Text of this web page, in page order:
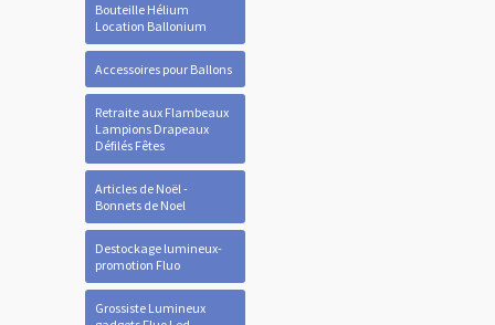
Bouteille Hélium
Location Ballonium
Accessoires pour Ballons
Retraite aux Flambeaux
Lampions Drapeaux
Défilés Fêtes
Articles de Noël -
Bonnets de Noel
Destockage lumineux-
promotion Fluo
Grossiste Lumineux